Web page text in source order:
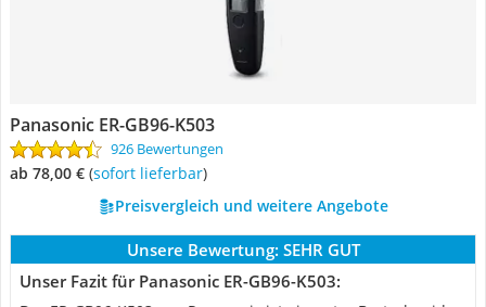
Panasonic ER-GB96-K503
926 Bewertungen
ab 78,00 € ( Sofort lieferbar)
Preisvergleich und weitere Angebote
Unsere Bewertung: SEHR GUT
Unser Fazit für Panasonic ER-GB96-K503: